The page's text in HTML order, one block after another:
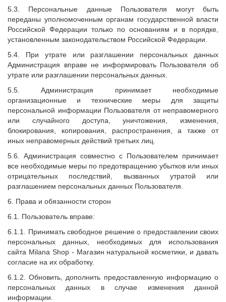
5.3. Персональные данные Пользователя могут быть
переданы уполномоченным органам государственной власти
Российской Федерации только по основаниям и в порядке,
установленным законодательством Российской Федерации.
5.4. При утрате или разглашении персональных данных
Администрация вправе не информировать Пользователя об
утрате или разглашении персональных данных.
5.5. Администрация принимает необходимые
организационные и технические меры для защиты
персональной информации Пользователя от неправомерного
или случайного доступа, уничтожения, изменения,
блокирования, копирования, распространения, а также от
иных неправомерных действий третьих лиц.
5.6. Администрация совместно с Пользователем принимает
все необходимые меры по предотвращению убытков или иных
отрицательных последствий, вызванных утратой или
разглашением персональных данных Пользователя.
6. Права и обязанности сторон
6.1. Пользователь вправе:
6.1.1. Принимать свободное решение о предоставлении своих
персональных данных, необходимых для использования
сайта Milana Shop- Магазин натуральной косметики, и давать
согласие на их обработку.
6.1.2. Обновить, дополнить предоставленную информацию о
персональных данных в случае изменения данной
информации.